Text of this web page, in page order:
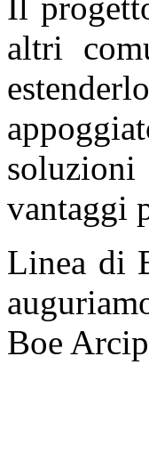
altri
vantaggi
Linea di
Boe